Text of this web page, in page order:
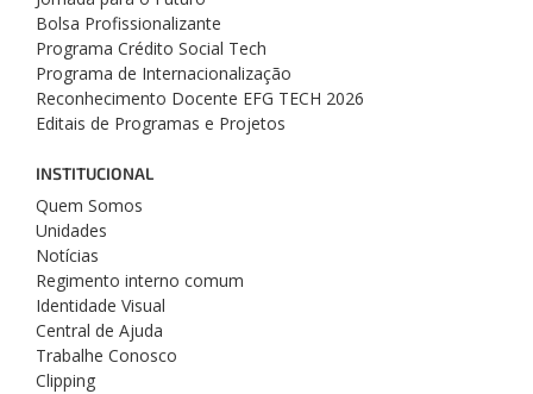
Bolsa Profissionalizante
Programa Crédito Social Tech
Programa de Internacionalização
Reconhecimento Docente EFG TECH 2026
Editais de Programas e Projetos
INSTITUCIONAL
Quem Somos
Unidades
Notícias
Regimento interno comum
Identidade Visual
Central de Ajuda
Trabalhe Conosco
Clipping